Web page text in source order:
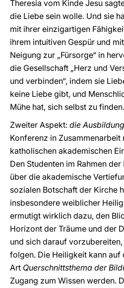
Theresia vom Kinde Jesu
die Liebe sein wolle. Und sie
mit ihrer einzigartigen
ihrem intuitiven Gespür und
Neigung zur „Fürsorge“ in
die Gesellschaft „Herz und
und verbinden“, indem sie
keine Liebe gibt, und
Mühe hat, sich selbst zu finden.
Zweiter Aspekt: die Ausbildung
Konferenz in
katholischen akademischen
Den Studenten im Rahmen
über die akademische
sozialen Botschaft der Kirche
insbesondere weiblicher
ermutigt wirklich dazu, den
Horizont der Träume und der
und sich darauf
folgen. Die Heiligkeit kann auf
Art Querschnittsthema der
Zugang zum Wissen werden.